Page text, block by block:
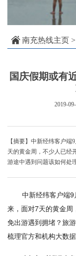
南充热线主页 >
国庆假期或有
2019-
【摘要】中新经纬客户
天的黄金周，不少人已经
游途中遇到问题该如何处
中新经纬客户端
来，面对7天的黄金周
免出游遇到拥堵？旅
梳理官方和机构大数